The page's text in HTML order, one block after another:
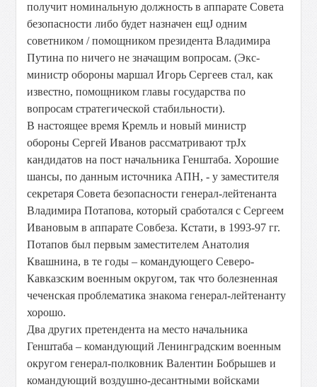
получит номинальную должность в аппарате Совета
безопасности либо будет назначен ещЈ одним
советником / помощником президента Владимира
Путина по ничего не значащим вопросам. (Экс-
министр обороны маршал Игорь Сергеев стал, как
известно, помощником главы государства по
вопросам стратегической стабильности).
В настоящее время Кремль и новый министр
обороны Сергей Иванов рассматривают трЈх
кандидатов на пост начальника Генштаба. Хорошие
шансы, по данным источника АПН, - у заместителя
секретаря Совета безопасности генерал-лейтенанта
Владимира Потапова, который сработался с Сергеем
Ивановым в аппарате Совбеза. Кстати, в 1993-97 гг.
Потапов был первым заместителем Анатолия
Квашнина, в те годы – командующего Северо-
Кавказским военным округом, так что болезненная
чеченская проблематика знакома генерал-лейтенанту
хорошо.
Два других претендента на место начальника
Генштаба – командующий Ленинградским военным
округом генерал-полковник Валентин Бобрышев и
командующий воздушно-десантными войсками